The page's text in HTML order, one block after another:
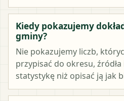
Kiedy pokazujemy
gminy?
Nie pokazujemy liczb,
przypisać do okresu,
statystykę niż opisać ją jak